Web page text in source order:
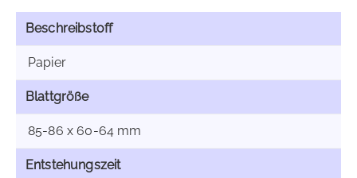
Beschreibstoff
Papier
Blattgröße
85-86 x 60-64 mm
Entstehungszeit